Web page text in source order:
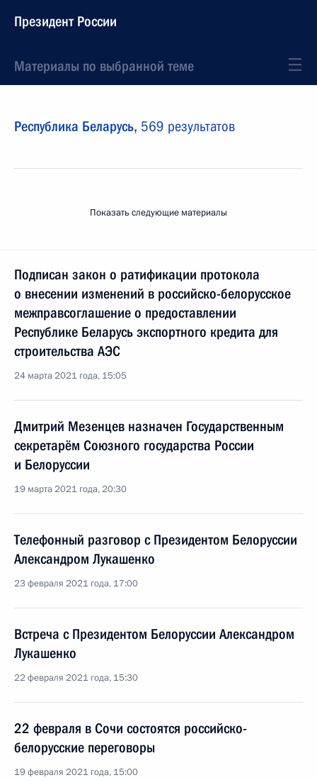
Президент России
Материалы по выбранной теме
Республика Беларусь, 569 результатов
Показать следующие материалы
Подписан закон о ратификации протокола
о внесении изменений в российско-белорусское
межправсоглашение о предоставлении
Республике Беларусь экспортного кредита для
строительства АЭС
24 марта 2021 года, 15:05
Дмитрий Мезенцев назначен Государственным
секретарём Союзного государства России
и Белоруссии
19 марта 2021 года, 20:30
Телефонный разговор с Президентом Белоруссии
Александром Лукашенко
23 февраля 2021 года, 17:00
Встреча с Президентом Белоруссии Александром
Лукашенко
22 февраля 2021 года, 15:30
22 февраля в Сочи состоятся российско-
белорусские переговоры
19 февраля 2021 года, 15:00